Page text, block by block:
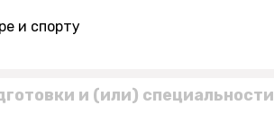
и спорту
и (или) специальности